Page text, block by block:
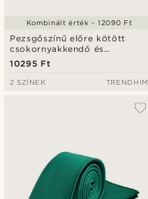
Pezsgőszínű előre kötött
csokornyakkendő és
díszzsebkendő szett
10295 Ft
Kombinált érték - 12090 Ft
2 SZÍNEK TRENDHIM